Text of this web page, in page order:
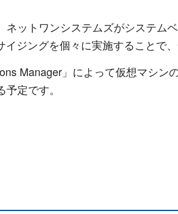
ットワンシステムズがシステム
ジングを個々に実施することで、
Manager」によって仮想マシン
定です。